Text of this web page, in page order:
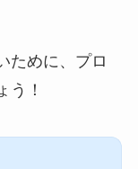
ために、プロ
う！